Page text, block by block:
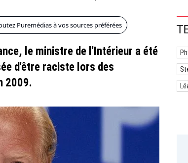
Puremédias à vos sources préférées
le ministre de l'Intérieur a été
d'être raciste lors des
2009.